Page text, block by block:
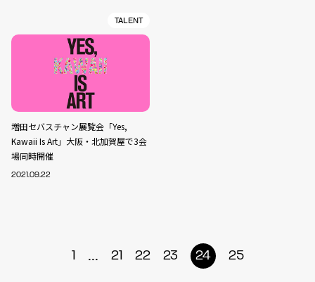
TALENT
増田セバスチャン展覧会「Yes,
Kawaii Is Art」大阪・北加賀屋で3会
場同時開催
2021.09.22
1 ... 21 22 23 24 25